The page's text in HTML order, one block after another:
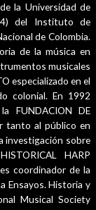
la Universidad de
del Instituto de
de Colombia.
de la música en
musicales
especializado en el
colonial. En 1992
FUNDACION DE
tanto al público en
investigación sobre
HARP
coordinador de la
Ensayos. Historia y
Musical Society